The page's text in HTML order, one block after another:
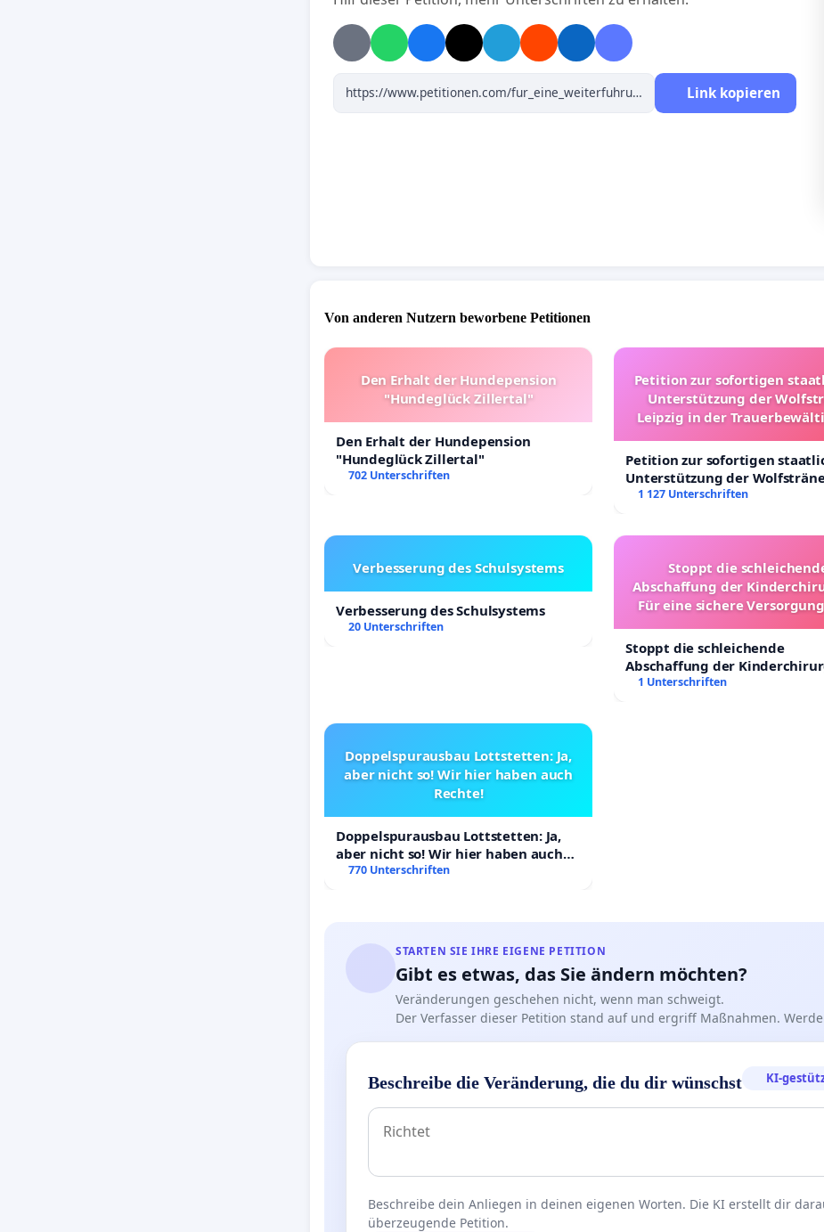
Link kopieren
Von anderen Nutzern beworbene Petitionen
Den Erhalt der Hundepension
"Hundeglück Zillertal"
Den Erhalt der Hundepension
"Hundeglück Zillertal"
702 Unterschriften
Petition zur sofortigen
Unterstützung der
Leipzig in der
Petition zur sofortigen
Unterstützung der
Leipzig in der
1 127 Unterschriften
Verbesserung des Schulsystems
Verbesserung des Schulsystems
20 Unterschriften
Stoppt die
Abschaffung der
Für eine sichere
Stoppt die schleichende
Abschaffung der
Für eine sichere Versorgung
1 Unterschriften
Doppelspurausbau Lottstetten: Ja,
aber nicht so! Wir hier haben auch
Rechte!
Doppelspurausbau Lottstetten: Ja,
aber nicht so! Wir hier haben auch
Rechte!
770 Unterschriften
STARTEN SIE IHRE EIGENE PETITION
Gibt es etwas, das Sie ändern möchten?
Veränderungen geschehen nicht, wenn man schweigt.
Der Verfasser dieser Petition stand auf und ergriff Maßnahmen.
Beschreibe die Veränderung, die du dir wünschst KI-
Beschreibe dein Anliegen in deinen eigenen Worten. Die KI erstellt dir
überzeugende Petition.